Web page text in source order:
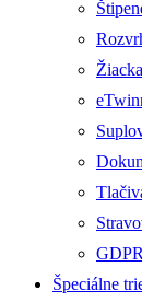
GDPR
Špeciálne